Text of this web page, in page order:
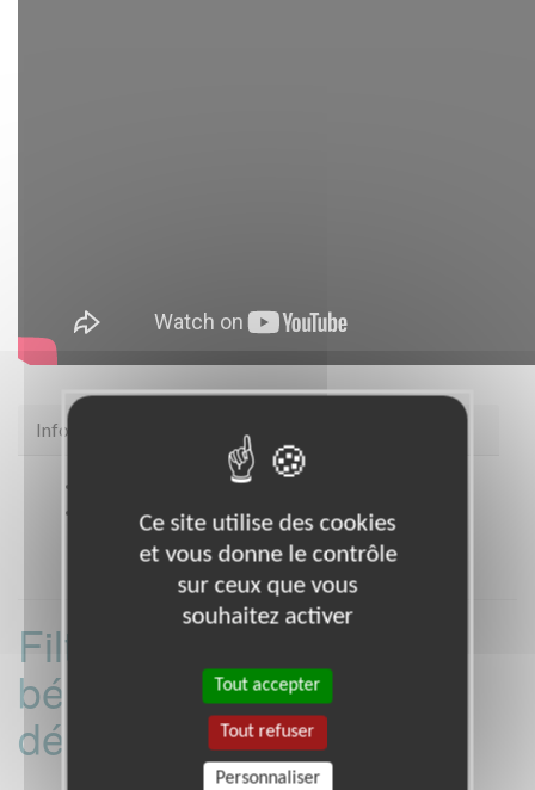
Infos pratiques
www.petitsfreresdespauvres.fr
Coordonnées9 rue Jouhaux BORDEAUX (33000)
Filtrer les missions
bénévoles par
département :
Ce site utilise des cookies
et vous donne le contrôle
sur ceux que vous
souhaitez activer
Tout accepter
Tout refuser
Personnaliser